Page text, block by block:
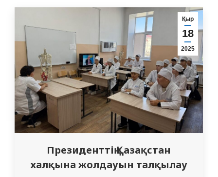
Қыр
18
2025
Президенттің Қазақстан
халқына жолдауын талқылау